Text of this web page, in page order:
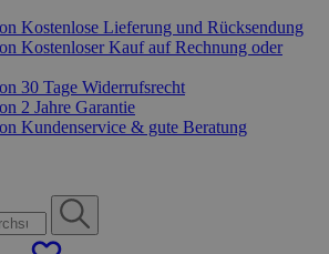
Kostenlose Lieferung und Rücksendung
Kostenloser Kauf auf Rechnung oder
30 Tage Widerrufsrecht
2 Jahre Garantie
Kundenservice & gute Beratung